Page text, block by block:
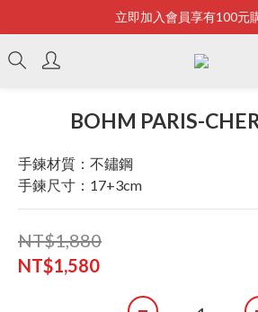
Bonjour~
立即加入會員享有100元
全店滿2500即享免運
BOHM PARIS-
手鍊材質：不鏽鋼
手鍊尺寸：17+3cm
NT$1,880
NT$1,580